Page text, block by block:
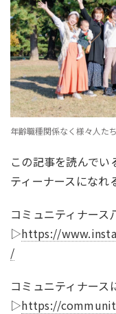
年齢職種関係なく様々人た
この記事を読んで
ティーナースになれ
コミュニティナース
▷https://
/
コミュニティナース
▷https://